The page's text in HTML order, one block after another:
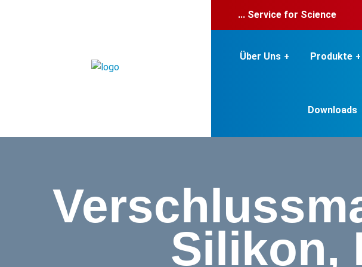
... Service for Science
Über Uns Produkte
Downloads
Silikon,